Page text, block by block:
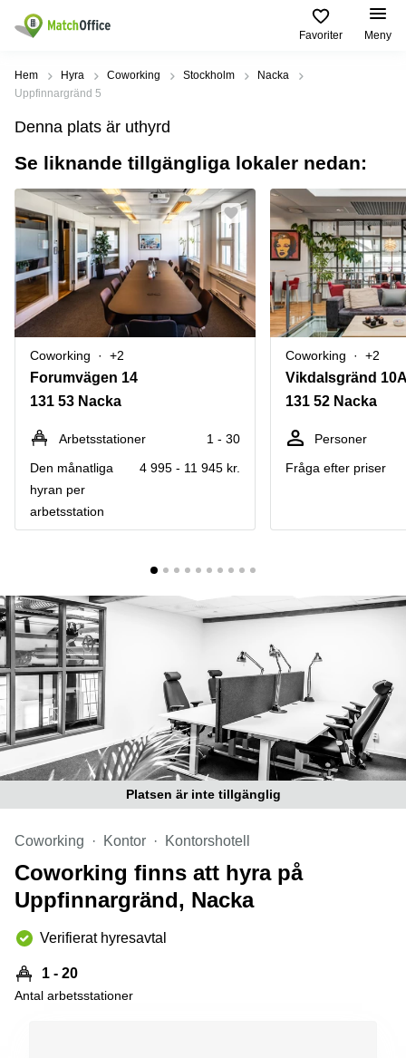
Favoriter Meny
Hyra / hyra ut
Kategorier
Kontor
Kontorshotell
Coworking
space
Lagerlokaler
Industrilokaler
Butikslokaler
Verkstad
kontor
Populära
Städer
Stockholm
Göteborg
Malmö
Uppsala
Norrköping
Östermalm
Skåne
Vasastan
Populära
sökningar
Kontorshotell
Stockholm
Hyra lokal
Stockholm
Kontorshotell
Göteborg
Coworking
Kontorshotell
Malmö
Coworking
Malmö
Kontorshotell
Huddinge
Lediga
lokaler
Hägersten
Hjälp
Om oss
Bli hyresvärd
Pris
Logga in
Hem Hyra Coworking Stockholm
Nacka
Uppfinnargränd 5
Denna plats är uthyrd
Se liknande tillgängliga lokaler nedan:
Coworking +2
Forumvägen 14
131 53 Nacka
Arbetsstationer
1 - 30
Den månatliga
hyran per
arbetsstation
4 995 - 11 945 kr.
Coworking +2
Vikdalsgränd
131 52 Nacka
Personer
Fråga efter priser
Platsen är inte tillgänglig
Coworking Kontor Kontorshotell
Coworking finns att hyra på
Uppfinnargränd, Nacka
Verifierat hyresavtal
1 - 20
Antal arbetsstationer